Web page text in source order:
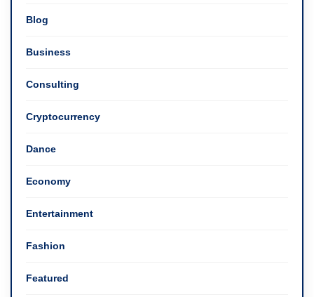
Blog
Business
Consulting
Cryptocurrency
Dance
Economy
Entertainment
Fashion
Featured